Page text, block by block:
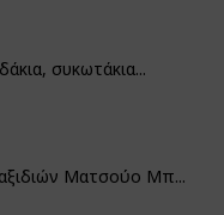
συκωτάκια...
Ματσούο Μπ...